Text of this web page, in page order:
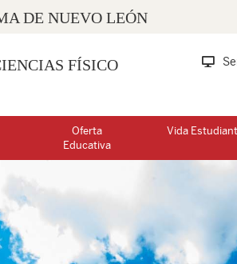
DE NUEVO LEÓN
FÍSICO
Oferta
Educativa
Vida